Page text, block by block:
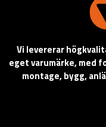
Vi levererar
eget varumärke, med
montage, bygg,